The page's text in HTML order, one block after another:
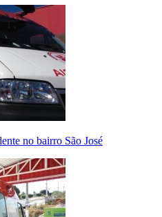
no bairro São José